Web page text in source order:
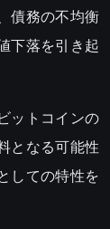
債務の不均衡
下落を引き起
ットコインの
となる可能性
しての特性を